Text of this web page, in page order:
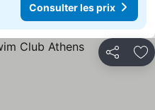
Consulter les prix
Partager